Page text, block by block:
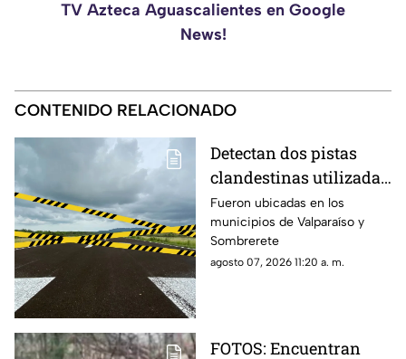
TV Azteca Aguascalientes en Google
News!
CONTENIDO RELACIONADO
Detectan dos pistas
clandestinas utilizadas
por aeronaves de
grupos delictivos en
Zacatecas
Fueron ubicadas en los
municipios de Valparaíso y
Sombrerete
agosto 07, 2026 11:20 a. m.
FOTOS: Encuentran